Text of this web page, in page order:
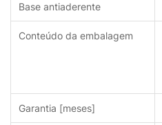
Base antiaderente
Conteúdo da embalagem
Garantia [meses]